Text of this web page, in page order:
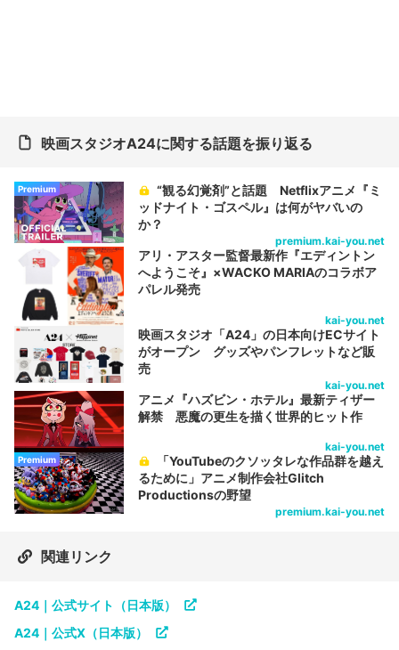
映画スタジオA24に関する話題を振り返る
Premium
“観る幻覚剤”と話題 Netflixアニメ『ミ
ッドナイト・ゴスペル』は何がヤバいの
か？
premium.kai-you.net
アリ・アスター監督最新作『エディントン
へようこそ』×WACKO MARIAのコラボア
パレル発売
kai-you.net
映画スタジオ「A24」の日本向けECサイト
がオープン グッズやパンフレットなど販
売
kai-you.net
アニメ『ハズビン・ホテル』最新ティザー
解禁 悪魔の更生を描く世界的ヒット作
kai-you.net
Premium
「YouTubeのクソッタレな作品群を越え
るために」アニメ制作会社Glitch
Productionsの野望
premium.kai-you.net
関連リンク
A24｜公式サイト（日本版）
A24｜公式X（日本版）